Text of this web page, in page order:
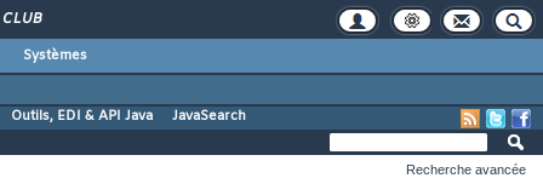
CLUB
Systèmes
Outils, EDI & API Java JavaSearch
Recherche avancée